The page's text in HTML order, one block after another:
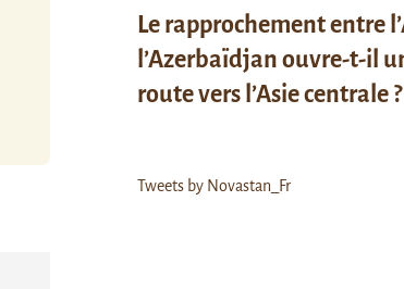
Le rapprochement entre
l’Azerbaïdjan ouvre-t-il
route vers l’Asie centrale ?
Tweets by Novastan_Fr